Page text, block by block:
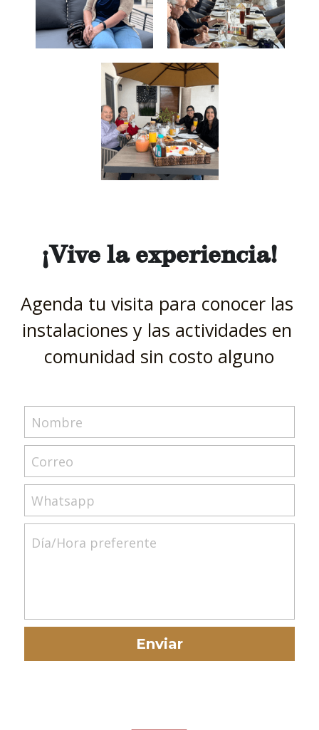
¡Vive la experiencia!
Agenda tu visita para conocer las
instalaciones y las actividades en
comunidad sin costo alguno
Nombre
Correo
Whatsapp
Día/Hora preferente
Enviar